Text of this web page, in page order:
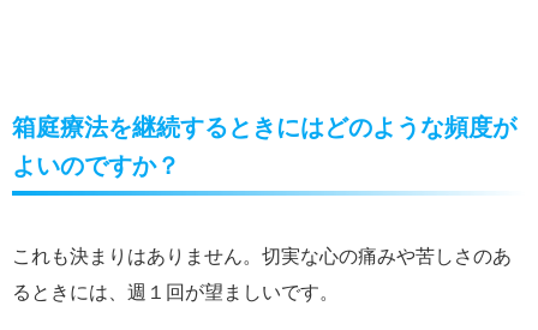
箱庭療法を継続するときにはどのような頻度が
よいのですか？
これも決まりはありません。切実な心の痛みや苦しさのあ
るときには、週１回が望ましいです。